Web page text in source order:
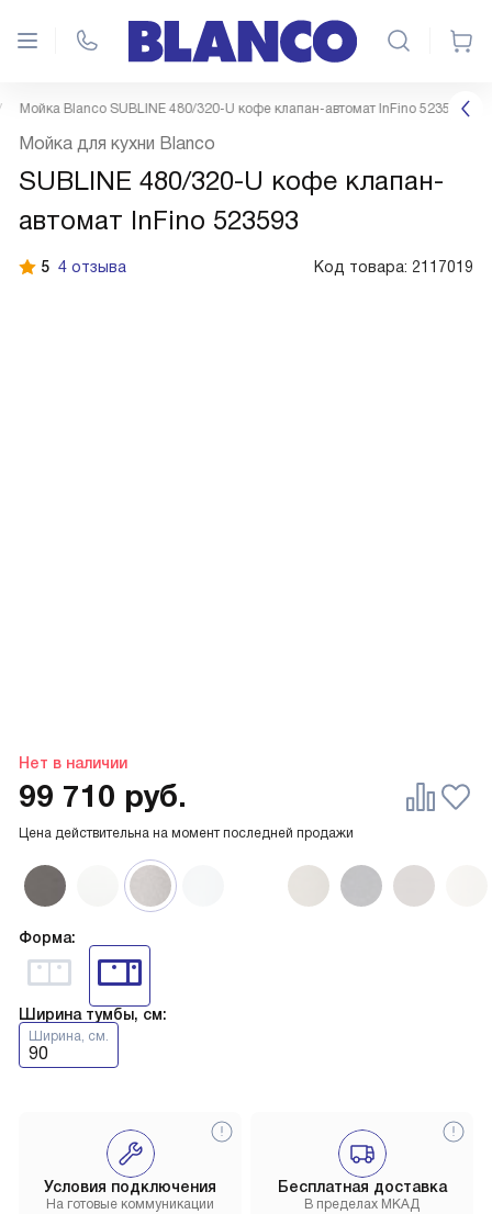
Мойка Blanco SUBLINE 480/320-U кофе клапан-автомат InFino 523593
5 4 отзыва Код товара: 2117019
Нет в наличии
Мойка для кухни Blanco
SUBLINE 480/320-U кофе клапан-
автомат InFino 523593
Форма:
Ширина тумбы, см:
Ширина, см.
90
Цена действительна на момент последней продажи
99 710 руб.
Бесплатная доставка
В пределах МКАД
Условия подключения
На готовые коммуникации